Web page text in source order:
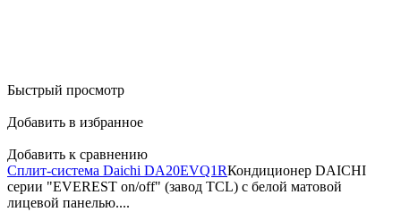
Быстрый просмотр
Добавить в избранное
Добавить к сравнению
Сплит-система Daichi DA20EVQ1RКондиционер DAICHI
серии "EVEREST on/off" (завод TCL) с белой матовой
лицевой панелью....